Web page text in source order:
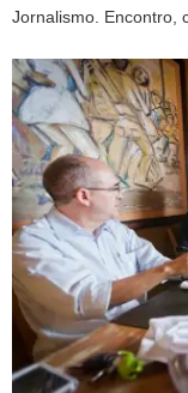
Jornalismo. Encontro,